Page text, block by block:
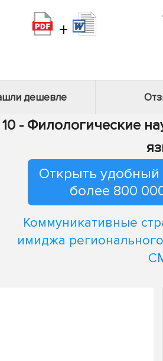
+
дешевле
10 - Филологические
Открыть удобный
более 800
Коммуникативные
имиджа